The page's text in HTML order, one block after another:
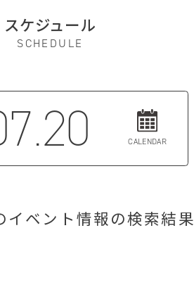
スケジュール
SCHEDULE
CALENDAR
ベント情報の検索結果